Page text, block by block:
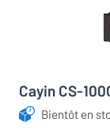
Cayin CS-
Bientôt en